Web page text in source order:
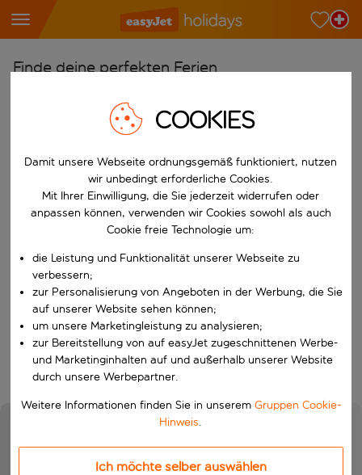
Finde deine perfekten Ferien
Wähle deine Flughäfen
Beginne mit der Eingabe für die automatische
Reiseziele finden
Nach
W&auml;hle ein Ab- und R&uuml;ckflugdatum aus.
Wähle deine Reisedaten
Wann
Wer
Suchen
COOKIES
Damit unsere Webseite ordnungsgemäß funktioniert, nutzen
wir unbedingt erforderliche Cookies.
Mit Ihrer Einwilligung, die Sie jederzeit widerrufen oder
anpassen können, verwenden wir Cookies sowohl als auch
Cookie freie Technologie um:
die Leistung und Funktionalität unserer Webseite zu
verbessern;
zur Personalisierung von Angeboten in der Werbung, die Sie
auf unserer Website sehen können;
um unsere Marketingleistung zu analysieren;
zur Bereitstellung von auf easyJet zugeschnittenen Werbe-
und Marketinginhalten auf und außerhalb unserer Website
durch unsere Werbepartner.
Weitere Informationen finden Sie in unserem Gruppen Cookie-
Hinweis.
Ich möchte selber auswählen